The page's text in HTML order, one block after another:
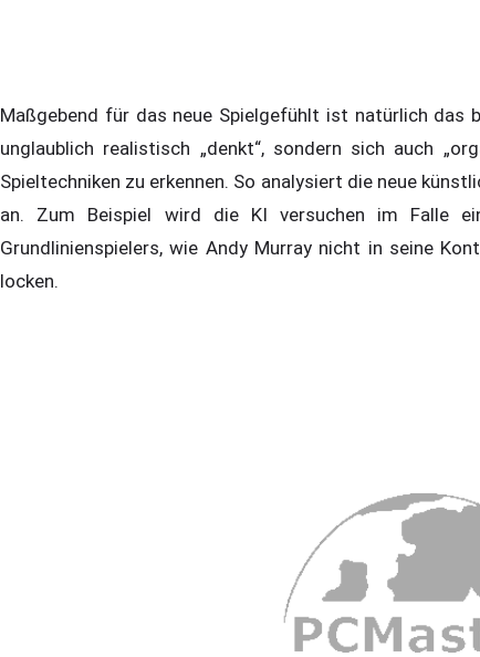
Maßgebend für das neue Spielgefühlt ist natürlich das
unglaublich realistisch „denkt“, sondern sich auch
Spieltechniken zu erkennen. So analysiert die neue
an. Zum Beispiel wird die KI versuchen im Falle
Grundlinienspielers, wie Andy Murray nicht in seine
locken.